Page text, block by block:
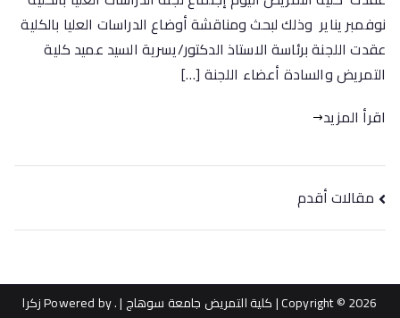
نوفمبر يناير وذلك لبحث ومناقشة أوضاع الدراسات العليا بالكلية
عقدت اللجنة برئاسة الاستاذ الدكتور/يسرية السيد عميد كلية
التمريض والسادة أعضاء اللجنة […]
اقرأ المزيد
مقالات أقدم
Copyright © 2026| كلية التمريض جامعة سوهاج |. Powered by
زكرا